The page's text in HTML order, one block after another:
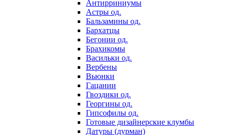
Антирриниумы
Астры од.
Бальзамины од.
Бархатцы
Бегонии од.
Брахикомы
Васильки од.
Вербены
Вьюнки
Гацании
Гвоздики од.
Георгины од.
Гипсофилы од.
Готовые дизайнерские клумбы
Датуры (дурман)